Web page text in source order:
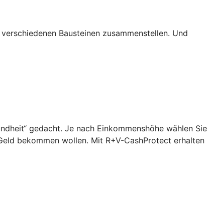
Bausteinen zusammenstellen. Und
gedacht. Je nach Einkommenshöhe wählen Sie
bekommen wollen. Mit R+V-CashProtect erhalten